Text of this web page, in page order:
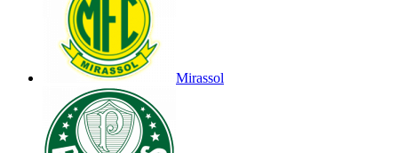
Mirassol